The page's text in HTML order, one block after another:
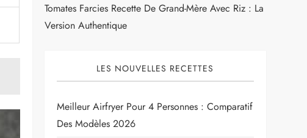
Tomates Farcies Recette De Grand-Mère Avec Riz : La
Version Authentique
LES NOUVELLES RECETTES
Meilleur Airfryer Pour 4 Personnes : Comparatif
Des Modèles 2026